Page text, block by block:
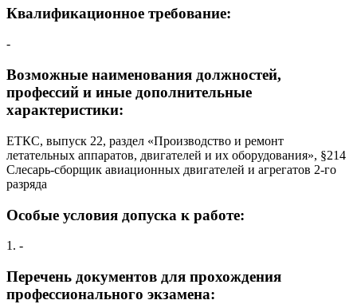
Квалификационное требование:
-
Возможные наименования должностей,
профессий и иные дополнительные
характеристики:
ЕТКС, выпуск 22, раздел «Производство и ремонт
летательных аппаратов, двигателей и их оборудования», §214
Слесарь-сборщик авиационных двигателей и агрегатов 2-го
разряда
Особые условия допуска к работе:
1. -
Перечень документов для прохождения
профессионального экзамена: